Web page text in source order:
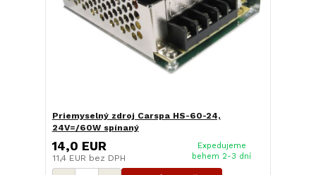
Priemyselný zdroj Carspa HS-60-24,
24V=/60W spínaný
14,0 EUR
11,4 EUR bez DPH
Expedujeme
behem 2-3 dní